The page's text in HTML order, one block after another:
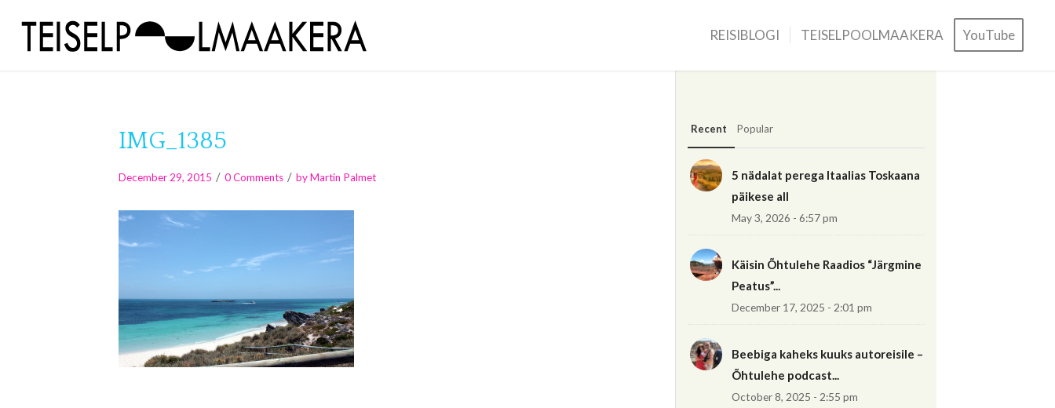
REISIBLOGI TEISELPOOLMAAKERA YouTube
IMG_1385
December 29, 2015 / 0 Comments / byMartin Palmet
Recent Popular
5 nädalat perega Itaalias Toskaana
päikese all
May 3, 2026 - 6:57 pm
Käisin Õhtulehe Raadios “Järgmine
Peatus”...
December 17, 2025 - 2:01 pm
Beebiga kaheks kuuks autoreisile –
Õhtulehe podcast...
October 8, 2025 - 2:55 pm